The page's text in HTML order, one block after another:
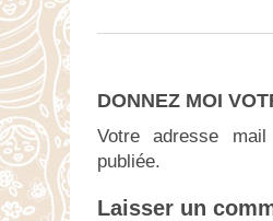
DONNEZ MOI
Votre adresse
publiée.
Laisser un